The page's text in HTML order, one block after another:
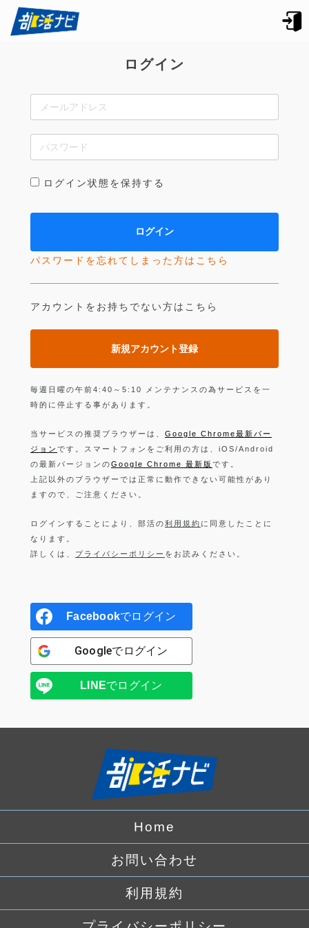
ログイン
ログイン状態を保持する
パスワードを忘れてしまった方はこちら
アカウントをお持ちでない方はこちら
新規アカウント登録
毎週日曜の午前4:40～5:10 メンテナンスの為サービスを一
時的に停止する事があります。
当サービスの推奨ブラウザーは、 Google Chrome最新バー
ジョン です。スマートフォンをご利用の方は、iOS/Android
の最新バージョンのGoogle Chrome 最新版 です。
上記以外のブラウザーでは正常に動作できない可能性があり
ますので、ご注意ください。
ログインすることにより、部活の利用規約 に同意したことに
なります。
詳しくは、 プライバシーポリシー をお読みください。
Facebookでログイン
Googleでログイン
LINEでログイン
Home
お問い合わせ
利用規約